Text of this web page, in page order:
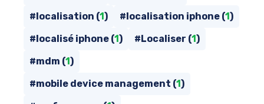
#localisation (1) #localisation iphone (1)
#localisé iphone (1) #Localiser (1)
#mdm (1)
#mobile device management (1)